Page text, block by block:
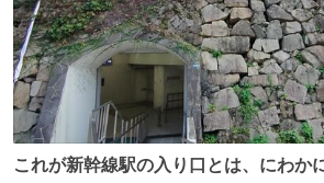
これが新幹線駅の入り口とは、にわか